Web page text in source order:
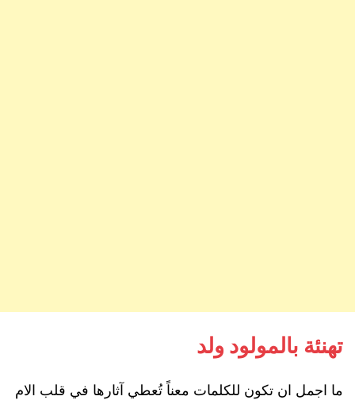
تهنئة بالمولود ولد
ما اجمل ان تكون للكلمات معناً تُعطي آثارها في قلب الام